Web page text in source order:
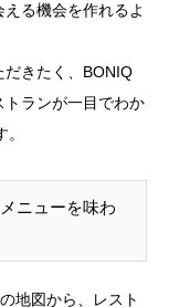
る機会を作れるよ
きたく、BONIQ
ランが一目でわか
ニューを味わ
地図から、レスト